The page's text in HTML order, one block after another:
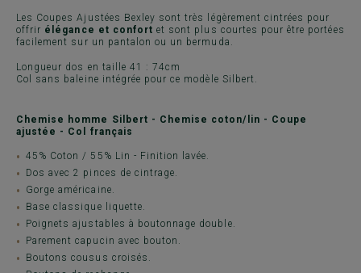
Les Coupes Ajustées Bexley sont très légèrement cintrées pour
offrir élégance et confort et sont plus courtes pour être portées
facilement sur un pantalon ou un bermuda.
Longueur dos en taille 41 : 74cm
Col sans baleine intégrée pour ce modèle Silbert.
Chemise homme Silbert - Chemise coton/lin - Coupe
ajustée - Col français
45% Coton / 55% Lin - Finition lavée.
Dos avec 2 pinces de cintrage.
Gorge américaine.
Base classique liquette.
Poignets ajustables à boutonnage double.
Parement capucin avec bouton.
Boutons cousus croisés.